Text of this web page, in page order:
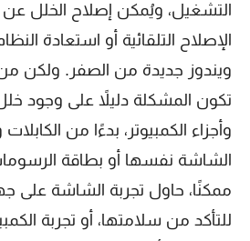
التشغيل، ويُمكن إصلاح الخلل
الإصلاح التلقائية أو استعادة
ويندوز جديدة من الصفر. ولكن
تكون المشكلة دليلاً على وجود
وأجزاء الكمبيوتر، بدءًا من
الشاشة نفسها أو بطاقة
ممكنًا، حاول تجربة الشاشة على
للتأكد من سلامتها، أو تجربة